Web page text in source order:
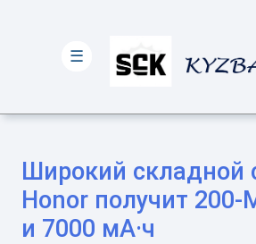
Широкий складной
Honor получит
и 7000 мА·ч
☰